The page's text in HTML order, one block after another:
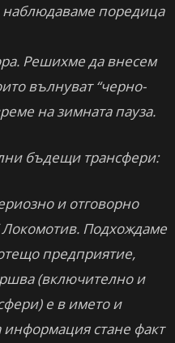
поредица
Решихме да внесем
вълнуват “черно-
на зимната пауза.
бъдещи трансфери:
и отговорно
Подхождаме
предприятие,
(включително и
е в името и
стане факт